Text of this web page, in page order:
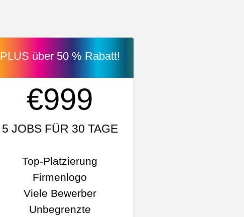
PLUS über 50 % Rabatt!
Top-Platzierung
Firmenlogo
Viele Bewerber
Unbegrenzte
€999
5 JOBS FÜR 30 TAGE